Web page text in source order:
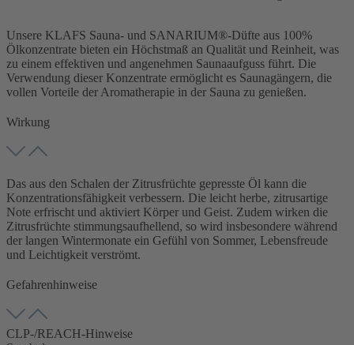
Unsere KLAFS Sauna- und SANARIUM®-Düfte aus 100%
Ölkonzentrate bieten ein Höchstmaß an Qualität und Reinheit, was
zu einem effektiven und angenehmen Saunaaufguss führt. Die
Verwendung dieser Konzentrate ermöglicht es Saunagängern, die
vollen Vorteile der Aromatherapie in der Sauna zu genießen.
Wirkung
Das aus den Schalen der Zitrusfrüchte gepresste Öl kann die
Konzentrationsfähigkeit verbessern. Die leicht herbe, zitrusartige
Note erfrischt und aktiviert Körper und Geist. Zudem wirken die
Zitrusfrüchte stimmungsaufhellend, so wird insbesondere während
der langen Wintermonate ein Gefühl von Sommer, Lebensfreude
und Leichtigkeit verströmt.
Gefahrenhinweise
CLP-/REACH-Hinweise